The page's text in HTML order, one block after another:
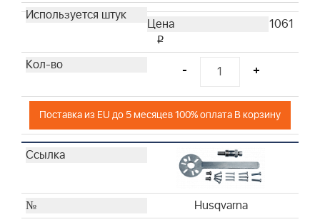
1061
i
- +
Поставка из EU до 5 месяцев 100% оплата В корзину
Husqvarna